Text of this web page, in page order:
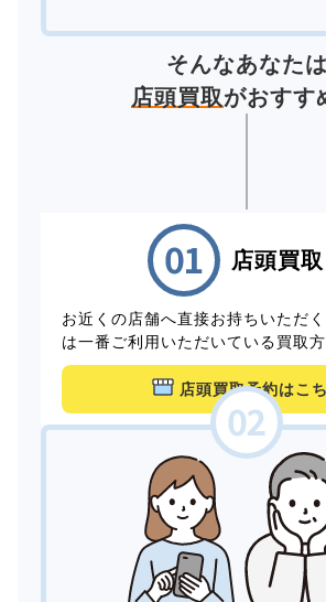
そんなあなたは
店頭買取がおすす
店頭買取
お近くの店舗へ直接お持ちいただく
は一番ご利用いただいている買取方
店頭買取予約はこ